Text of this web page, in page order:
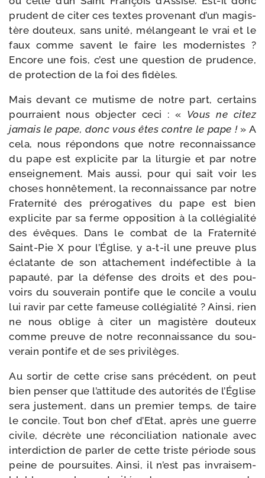
pru­dent de citer ces textes pro­ve­nant d’un magis­
tère dou­teux, sans uni­té, mélan­geant le vrai et le
faux comme savent le faire les moder­nistes ?
Encore une fois, c’est une ques­tion de pru­dence,
de pro­tec­tion de la foi des fidèles.
Mais devant ce mutisme de notre part, cer­tains
pour­raient nous objec­ter ceci : « Vous ne citez
jamais le pape, donc vous êtes contre le pape ! » A
cela, nous répon­dons que notre recon­nais­sance
du pape est expli­cite par la litur­gie et par notre
ensei­gne­ment. Mais aus­si, pour qui sait voir les
choses hon­nê­te­ment, la recon­nais­sance par notre
Fraternité des pré­ro­ga­tives du pape est bien
expli­cite par sa ferme oppo­si­tion à la col­lé­gia­li­té
des évêques. Dans le com­bat de la Fraternité
Saint-​Pie X pour l’Église, y a‑t-​il une preuve plus
écla­tante de son atta­che­ment indé­fec­tible à la
papau­té, par la défense des droits et des pou­
voirs du sou­ve­rain pon­tife que le concile a vou­lu
lui ravir par cette fameuse col­lé­gia­li­té ? Ainsi, rien
ne nous oblige à citer un magis­tère dou­teux
comme preuve de notre recon­nais­sance du sou­
ve­rain pon­tife et de ses privilèges.
Au sor­tir de cette crise sans pré­cé­dent, on peut
bien pen­ser que l’at­ti­tude des auto­ri­tés de l’Église
sera jus­te­ment, dans un pre­mier temps, de taire
le concile. Tout bon chef d’Etat, après une guerre
civile, décrète une récon­ci­lia­tion natio­nale avec
inter­dic­tion de par­ler de cette triste période sous
peine de pour­suites. Ainsi, il n’est pas invrai­sem­